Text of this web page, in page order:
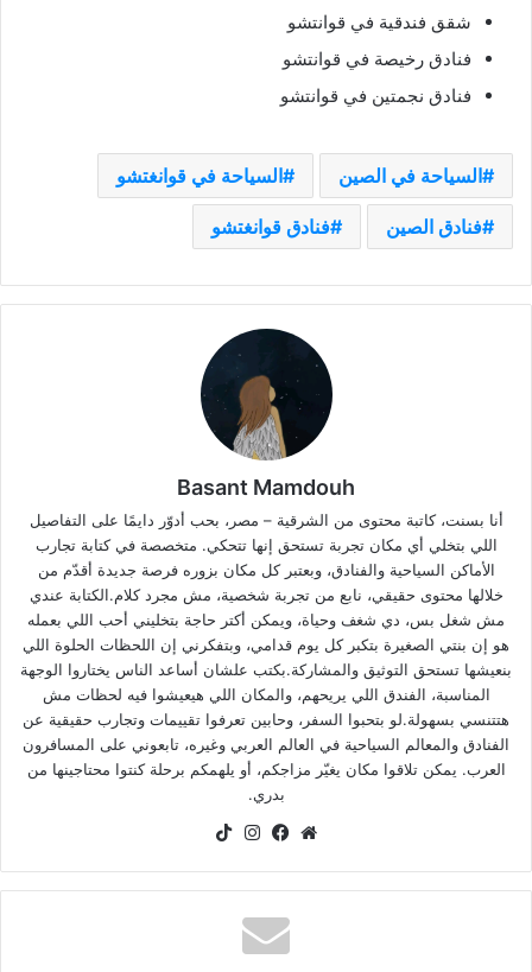
شقق فندقية في قوانتشو
فنادق رخيصة في قوانتشو
فنادق نجمتين في قوانتشو
السياحة في الصين السياحة في قوانغتشو
فنادق الصين فنادق قوانغتشو
Basant Mamdouh
أنا بسنت، كاتبة محتوى من الشرقية – مصر، بحب أدوّر دايمًا على التفاصيل
اللي بتخلي أي مكان تجربة تستحق إنها تتحكي. متخصصة في كتابة تجارب
الأماكن السياحية والفنادق، وبعتبر كل مكان بزوره فرصة جديدة أقدّم من
خلالها محتوى حقيقي، نابع من تجربة شخصية، مش مجرد كلام.الكتابة عندي
مش شغل بس، دي شغف وحياة، ويمكن أكتر حاجة بتخليني أحب اللي بعمله
هو إن بنتي الصغيرة بتكبر كل يوم قدامي، وبتفكرني إن اللحظات الحلوة اللي
بنعيشها تستحق التوثيق والمشاركة.بكتب علشان أساعد الناس يختاروا الوجهة
المناسبة، الفندق اللي يريحهم، والمكان اللي هيعيشوا فيه لحظات مش
هتتنسي بسهولة.لو بتحبوا السفر، وحابين تعرفوا تقييمات وتجارب حقيقية عن
الفنادق والمعالم السياحية في العالم العربي وغيره، تابعوني على المسافرون
العرب. يمكن تلاقوا مكان يغيّر مزاجكم، أو يلهمكم برحلة كنتوا محتاجينها من
بدري.
موقعفيسبوكانستقرام